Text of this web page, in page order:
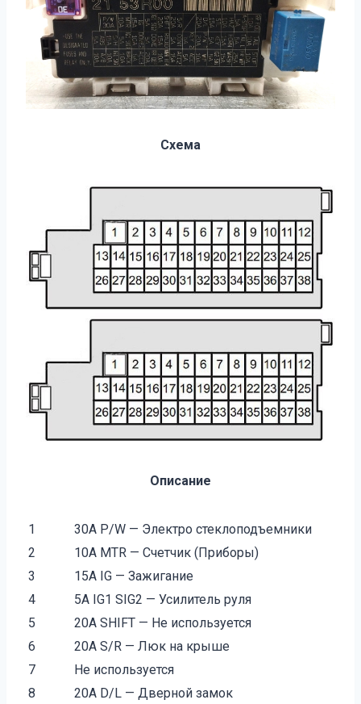
Схема
Описание
1
30A P/W — Электро стеклоподъемники
2
10A MTR — Счетчик (Приборы)
3
15A IG — Зажигание
4
5A IG1 SIG2 — Усилитель руля
5
20A SHIFT — Не используется
6
20A S/R — Люк на крыше
7
Не используется
8
20A D/L — Дверной замок